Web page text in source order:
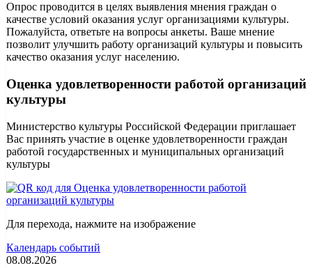
Опрос проводится в целях выявления мнения граждан о
качестве условий оказания услуг организациями культуры.
Пожалуйста, ответьте на вопросы анкеты. Ваше мнение
позволит улучшить работу организаций культуры и повысить
качество оказания услуг населению.
Оценка удовлетворенности работой организаций
культуры
Министерство культуры Российской Федерации приглашает
Вас принять участие в оценке удовлетворенности граждан
работой государственных и муниципальных организаций
культуры
Для перехода, нажмите на изображение
Календарь событий
08.08.2026